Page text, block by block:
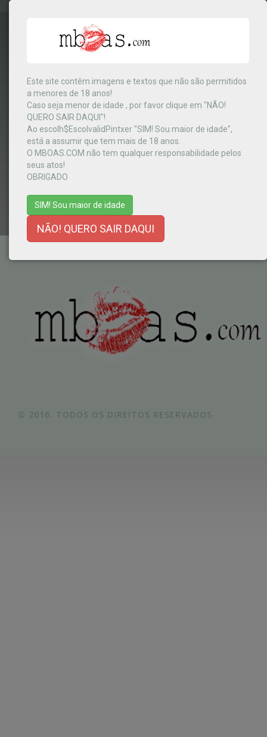
Este site contêm imagens e textos que não são permitidos
a menores de 18 anos!
Caso seja menor de idade , por favor clique em "NÃO!
QUERO SAIR DAQUI"!
Ao escolh$EscolvalidPintxer "SIM! Sou maior de idade",
está a assumir que tem mais de 18 anos.
O MBOAS.COM não tem qualquer responsabilidade pelos
seus atos!
OBRIGADO
SIM! Sou maior de idade
NÃO! QUERO SAIR DAQUI
Congo
MENU
TERMOS E CONDIÇÕES - AJUDA
© 2016. TODOS OS DIREITOS RESERVADOS